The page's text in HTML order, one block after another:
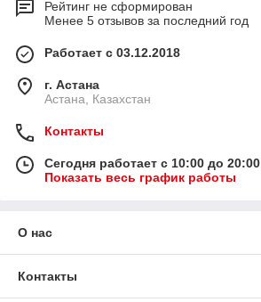
Рейтинг не сформирован
Менее 5 отзывов за последний год
Работает с 03.12.2018
г. Астана
Астана, Казахстан
Контакты
Сегодня работает с 10:00 до 20:00
Показать весь график работы
О нас
Контакты